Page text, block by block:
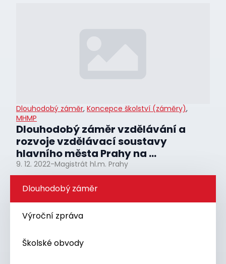
Dlouhodobý záměr, Koncepce školství (záměry),
MHMP
Dlouhodobý záměr vzdělávání a
rozvoje vzdělávací soustavy
hlavního města Prahy na ...
9. 12. 2022-Magistrát hl.m. Prahy
Dlouhodobý záměr
Výroční zpráva
Školské obvody